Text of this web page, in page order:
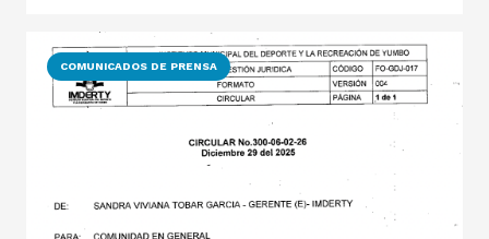
COMUNICADOS DE PRENSA